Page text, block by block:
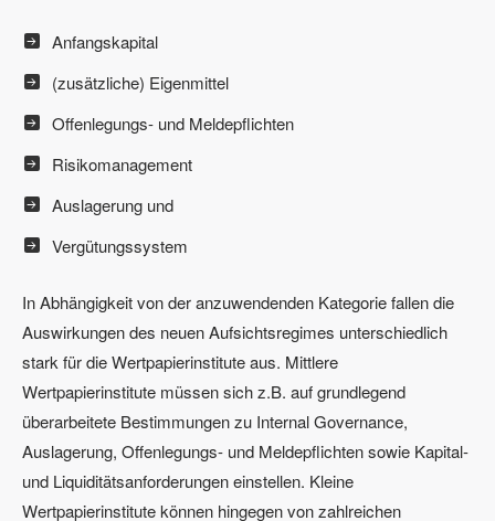
Anfangskapital
(zusätzliche) Eigenmittel
Offenlegungs- und Meldepflichten
Risikomanagement
Auslagerung und
Vergütungssystem
In Abhängigkeit von der anzuwendenden Kategorie fallen die
Auswirkungen des neuen Aufsichtsregimes unterschiedlich
stark für die Wertpapierinstitute aus. Mittlere
Wertpapierinstitute müssen sich z.B. auf grundlegend
überarbeitete Bestimmungen zu Internal Governance,
Auslagerung, Offenlegungs- und Meldepflichten sowie Kapital-
und Liquiditätsanforderungen einstellen. Kleine
Wertpapierinstitute können hingegen von zahlreichen